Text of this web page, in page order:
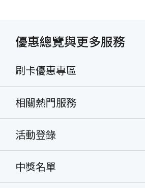
優惠總覽與更多服務
刷卡優惠專區
相關熱門服務
活動登錄
中獎名單